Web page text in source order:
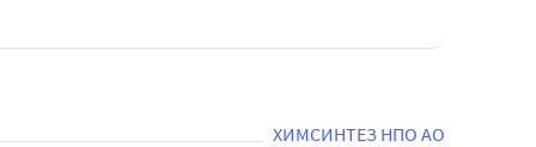
ХИМСИНТЕЗ НПО АО